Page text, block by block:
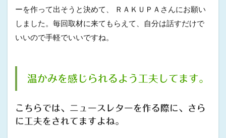
ーを作って出そうと決めて、 ＲＡＫＵＰＡさんにお願い
しました。毎回取材に来てもらえて、自分は話すだけで
いいので手軽でいいですね。
温かみを感じられるよう工夫してます。
こちらでは、ニュースレターを作る際に、さら
に工夫をされてますよね。